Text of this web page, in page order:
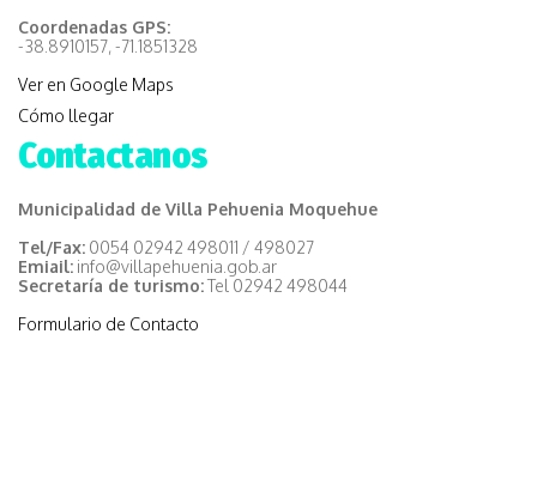
Coordenadas GPS:
-38.8910157, -71.1851328
Ver en Google Maps
Cómo llegar
Contactanos
Municipalidad de Villa Pehuenia Moquehue
Tel/Fax: 0054 02942 498011 / 498027
Emiail: info@villapehuenia.gob.ar
Secretaría de turismo:Tel 02942 498044
Formulario de Contacto